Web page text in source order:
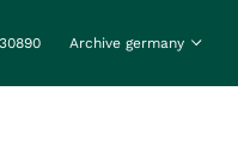
Archive germany